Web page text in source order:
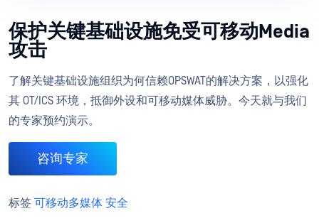
保护关键基础设施免受可移动Media
攻击
了解关键基础设施组织为何信赖OPSWAT的解决方案，以强化
其 OT/ICS 环境，抵御外设和可移动媒体威胁。今天就与我们
的专家预约演示。
咨询专家
标签 可移动多媒体 安全